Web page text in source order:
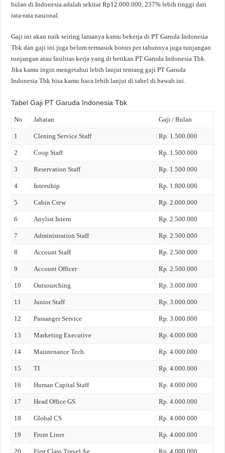
bulan di Indonesia adalah sekitar Rp12.000.000, 237% lebih tinggi dari
rata-rata nasional.
Gaji ini akan naik seiring lamanya kamu bekerja di PT Garuda Indonesia
Tbk dan gaji ini juga belum termasuk bonus per tahunnya juga tunjangan
tunjangan atau fasilitas kerja yang di berikan PT Garuda Indonesia Tbk.
Jika kamu ingin mengetahui lebih lanjut tentang gaji PT Garuda
Indonesia Tbk bisa kamu baca lebih lanjut di tabel di bawah ini.
Tabel Gaji PT Garuda Indonesia Tbk
No Jabatan Gaji / Bulan
1 Clening Service Staff Rp. 1.500.000
2 Coop Staff Rp. 1.500.000
3 Reservation Staff Rp. 1.500.000
4 Intersihip Rp. 1.800.000
5 Cabin Crew Rp. 2.000.000
6 Anylist Intern Rp. 2.500.000
7 Administration Staff Rp. 2.500.000
8 Account Staff Rp. 2.500.000
9 Account Officer Rp. 2.500.000
10 Outsourching Rp. 3.000.000
11 Junior Staff Rp. 3.000.000
12 Passanger Service Rp. 3.000.000
13 Marketing Executive Rp. 4.000.000
14 Maintenance Tech. Rp. 4.000.000
15 TI Rp. 4.000.000
16 Human Capital Staff Rp. 4.000.000
17 Head Office GS Rp. 4.000.000
18 Global CS Rp. 4.000.000
19 Front Liner Rp. 4.000.000
20 First Class Travel Ag. Rp. 4.000.000